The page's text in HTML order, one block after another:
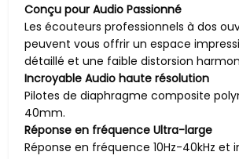
Conçu pour Audio Passionné
Les écouteurs professionnels à dos
peuvent vous offrir un espace
détaillé et une faible distorsion
Incroyable Audio haute résolution
Pilotes de diaphragme composite
40mm.
Réponse en fréquence Ultra-large
Réponse en fréquence 10Hz-40kHz et